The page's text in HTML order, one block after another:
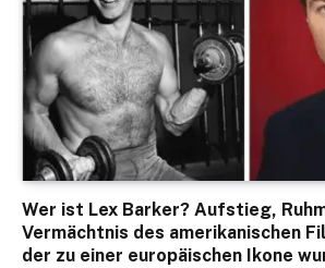
Wer ist Lex Barker? Aufstieg,
Vermächtnis des amerikanischen
der zu einer europäischen Ikone